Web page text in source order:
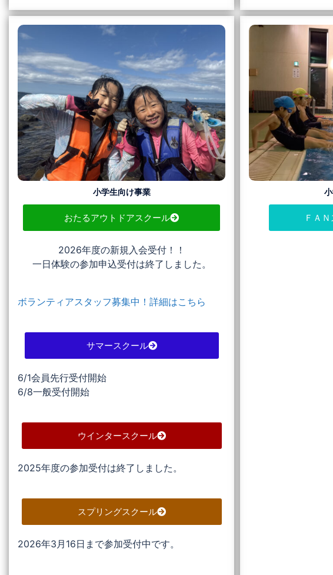
小学生向け事業
おたるアウトドアスクール
2026年度の新規入会受付！！
一日体験の参加申込受付は終了しました。
ボランティアスタッフ募集中！詳細はこちら
サマースクール
6/1会員先行受付開始
6/8一般受付開始
ウインタースクール
2025年度の参加受付は終了しました。
スプリングスクール
2026年3月16日まで参加受付中です。
ＦＡ